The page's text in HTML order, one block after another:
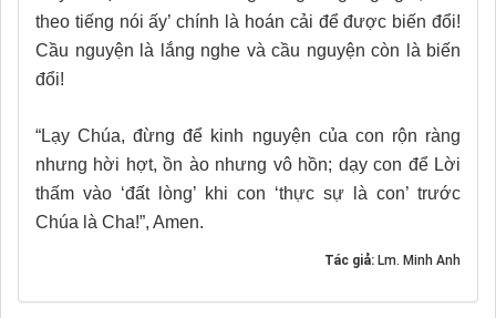
theo tiếng nói ấy’ chính là hoán cải để được biến đổi!
Cầu nguyện là lắng nghe và cầu nguyện còn là biến
đổi!
“Lạy Chúa, đừng để kinh nguyện của con rộn ràng
nhưng hời hợt, ồn ào nhưng vô hồn; dạy con để Lời
thấm vào ‘đất lòng’ khi con ‘thực sự là con’ trước
Chúa là Cha!”, Amen.
Tác giả: Lm. Minh Anh